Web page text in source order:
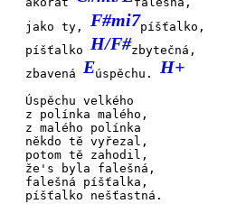
akorát
falešná,
jako ty, F#mi7píšťalko,
píšťalko H/F#zbytečná,
zbavená Eúspěchu.H+
Úspěchu velkého
z polínka malého,
z malého polínka
někdo tě vyřezal,
potom tě zahodil,
že's byla falešná,
falešná píšťalka,
píšťalko nešťastná.